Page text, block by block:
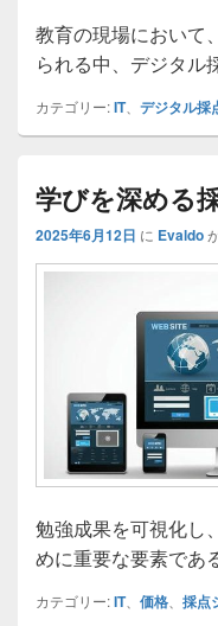
教育の現場において
られる中、デジタル
カテゴリー:IT、 デジタル採
学びを深める
2025年6月12日 に Evaldo
勉強成果を可視化し
めに重要な要素である
カテゴリー:IT、 価格 採点